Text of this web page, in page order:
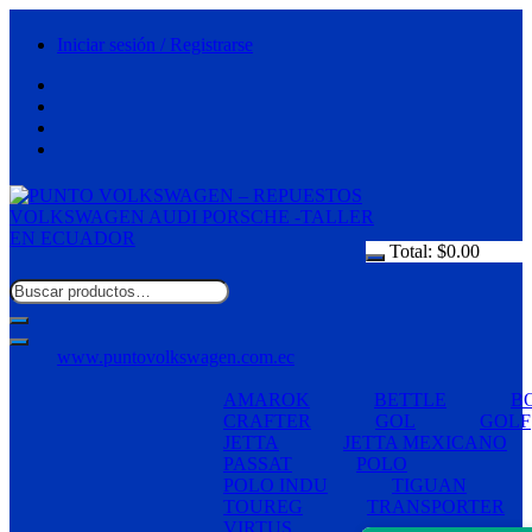
Iniciar sesión / Registrarse
Total: $0.00
www.puntovolkswagen.com.ec
AMAROK BETTLE
CRAFTER
GOL
GOLF
JETTA
JETTA MEXICANO
PASSAT
POLO
POLO INDU
TIGUAN
TOUREG
TRANSPORTER
VIRTUS